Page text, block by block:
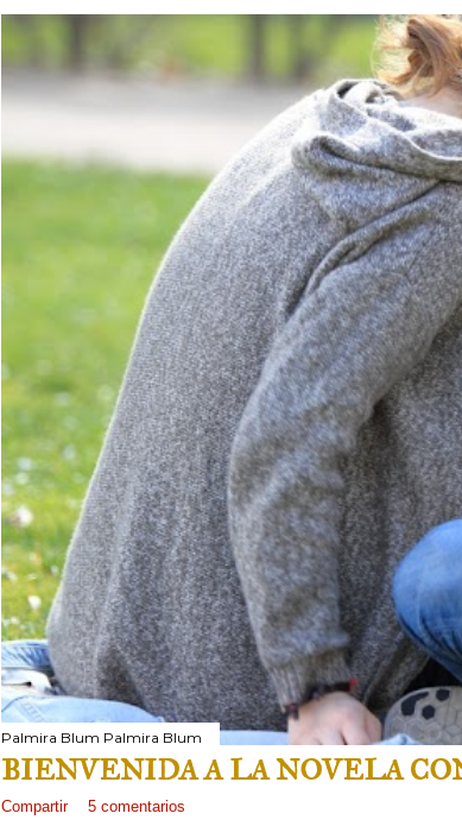
Palmira Blum Palmira Blum
BIENVENIDA A LA NOVELA
Compartir 5 comentarios